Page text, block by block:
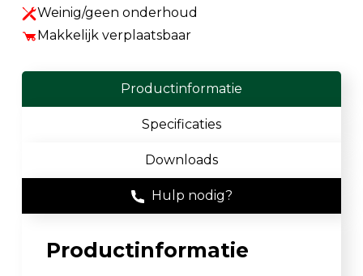
Weinig/geen onderhoud
Makkelijk verplaatsbaar
Productinformatie
Specificaties
Downloads
Hulp nodig?
Productinformatie